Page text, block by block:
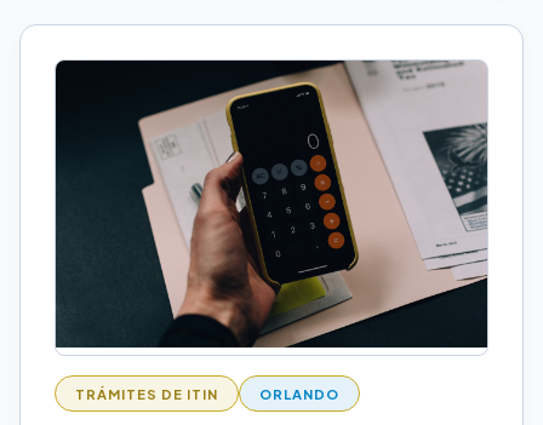
TRÁMITES DE ITIN ORLANDO